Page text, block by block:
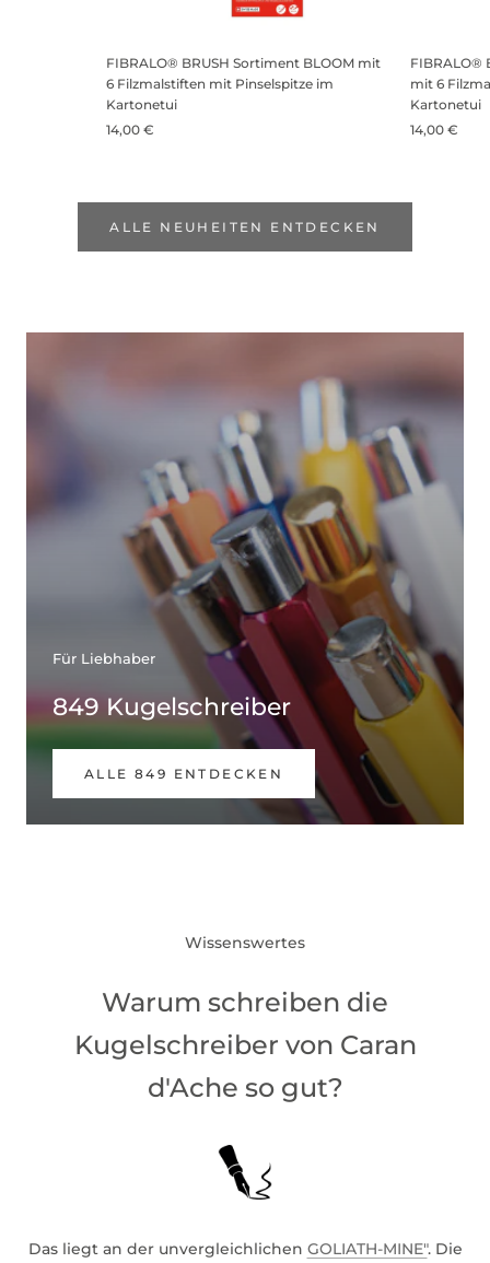
FIBRALO® BRUSH Sortiment BLOOM mit
6 Filzmalstiften mit Pinselspitze im
Kartonetui
14,00 €
FIBRALO®
mit 6
Kartonetui
14,00 €
ALLE NEUHEITEN ENTDECKEN
Für Liebhaber
849 Kugelschreiber
ALLE 849 ENTDECKEN
Wissenswertes
Warum schreiben die
Kugelschreiber von Caran
d'Ache so gut?
Das liegt an der unvergleichlichen GOLIATH-MINE". Die